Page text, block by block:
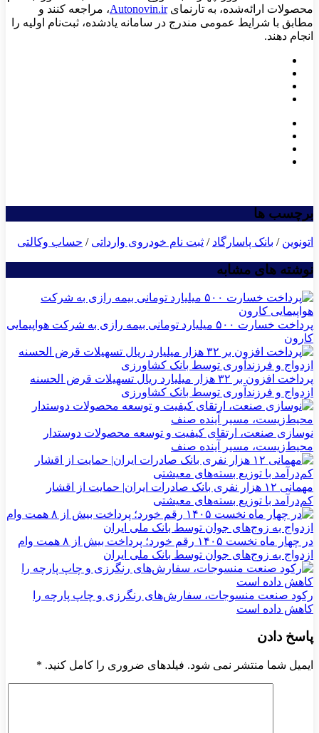
محصولات ارائه‌شده، به تارنمایAutonovin.ir، مراجعه کنند و
مطابق با شرایط عمومی مندرج در سامانه یادشده، ثبت‌نام اولیه را
انجام دهند.
برچسب ها
اتونوین / بانک پاسارگاد / ثبت نام خودروی وارداتی / حساب وکالتی
نوشته های مشابه
پرداخت خسارت ۵۰۰ میلیارد تومانی بیمه رازی به شرکت هواپیمایی
کارون
پرداخت افزون بر ۳۲ هزار میلیارد ریال تسهیلات قرض الحسنه
ازدواج و فرزندآوری توسط بانک کشاورزی
نوسازی صنعت، ارتقای کیفیت و توسعه محصولات دوستدار
محیط‌زیست، مسیر آینده صنف
مهمانی ۱۲ هزار نفری بانک صادرات ایران| حمایت از اقشار
کم‌درآمد با توزیع بسته‌های معیشتی
در چهار ماه نخست ۱۴۰۵ رقم خورد؛ پرداخت بیش از ۸ همت وام
ازدواج به زوج‌های جوان توسط بانک ملی ایران
رکود صنعت منسوجات، سفارش‌های رنگرزی و چاپ پارچه را
کاهش داده است
پاسخ دادن
ایمیل شما منتشر نمی شود. فیلدهای ضروری را کامل کنید. *